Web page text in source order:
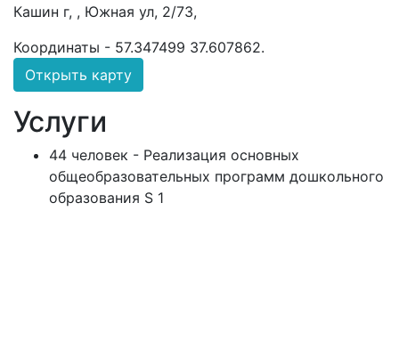
Кашин г, , Южная ул, 2/73,
Координаты - 57.347499 37.607862.
Открыть карту
Услуги
44 человек - Реализация основных
общеобразовательных программ дошкольного
образования S 1